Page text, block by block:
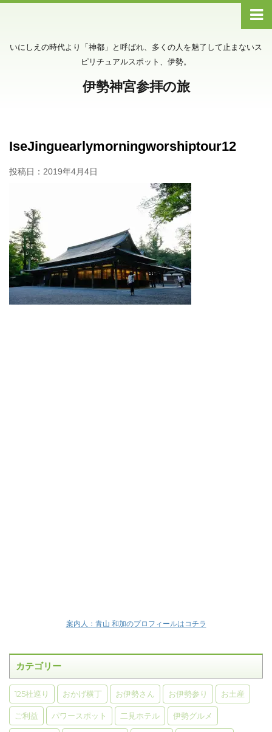
いにしえの時代より「神都」と呼ばれ、多くの人を魅了して止まないス
ピリチュアルスポット、伊勢。
伊勢神宮参拝の旅
IseJinguearlymorningworshiptour12
投稿日： 2019年4月4日
案内人：青山 和加のプロフィールはコチラ
カテゴリー
125社巡り おかげ横丁 お伊勢さん お伊勢参り お土産
ご利益 パワースポット 二見ホテル 伊勢グルメ